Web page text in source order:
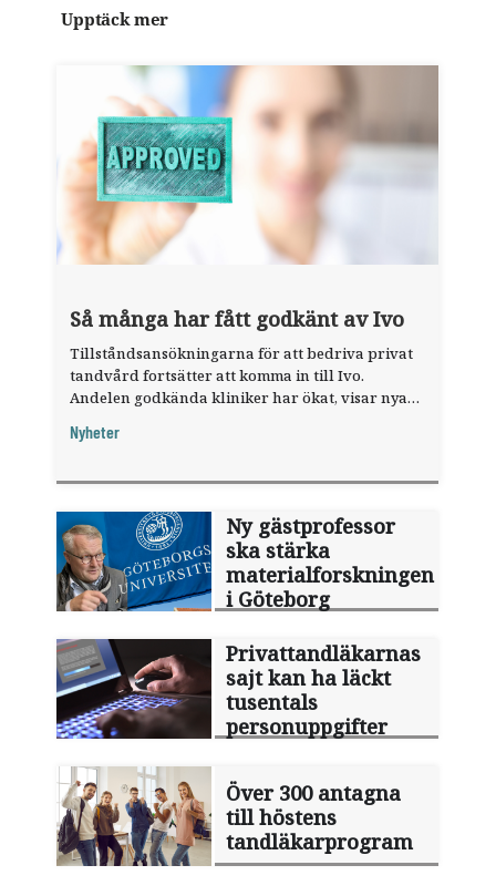
Upptäck mer
Så många har fått godkänt av Ivo
Tillståndsansökningarna för att bedriva privat
tandvård fortsätter att komma in till Ivo.
Andelen godkända kliniker har ökat, visar nya
Nyheter
Ny gästprofessor
ska stärka
materialforskningen
i Göteborg
Privattandläkarnas
sajt kan ha läckt
tusentals
personuppgifter
Över 300 antagna
till höstens
tandläkarprogram